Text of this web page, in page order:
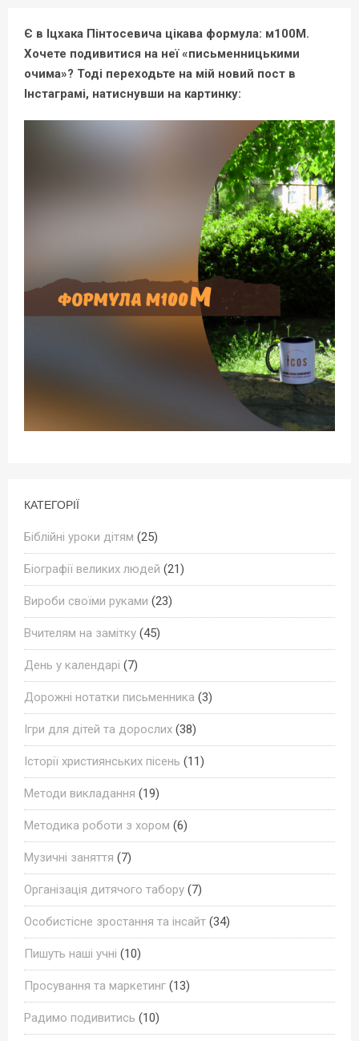
Є в Іцхака Пінтосевича цікава формула: м100М.
Хочете подивитися на неї «письменницькими
очима»? Тоді переходьте на мій новий пост в
Інстаграмі, натиснувши на картинку:
КАТЕГОРІЇ
Біблійні уроки дітям (25)
Біографії великих людей (21)
Вироби своїми руками (23)
Вчителям на замітку (45)
День у календарі (7)
Дорожні нотатки письменника (3)
Ігри для дітей та дорослих (38)
Історії християнських пісень (11)
Методи викладання (19)
Методика роботи з хором (6)
Музичні заняття (7)
Організація дитячого табору (7)
Особистісне зростання та інсайт (34)
Пишуть наші учні (10)
Просування та маркетинг (13)
Радимо подивитись (10)